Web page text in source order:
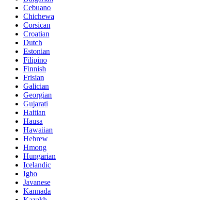
Cebuano
Chichewa
Corsican
Croatian
Dutch
Estonian
Filipino
Finnish
Frisian
Galician
Georgian
Gujarati
Haitian
Hausa
Hawaiian
Hebrew
Hmong
Hungarian
Icelandic
Igbo
Javanese
Kannada